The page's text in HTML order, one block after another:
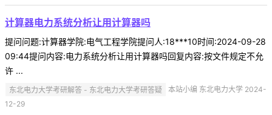
计算器电力系统分析让用计算器吗
提问问题:计算器学院:电气工程学院提问人:18***10时间:2024-09-28
09:44提问内容:电力系统分析让用计算器吗回复内容:按文件规定不允
许 ...
东北电力大学考研解答 - 东北电力大学考研答疑
本站小编 东北电力大学 2024-
12-29